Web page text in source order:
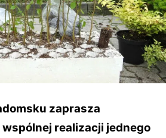
zaprasza
realizacji jednego